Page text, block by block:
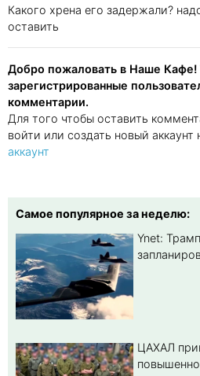
Какого хрена его задержали?
оставить
Добро пожаловать в Наше Кафе!
зарегистрированные
комментарии.
Для того чтобы оставить
войти или создать новый аккаунт
аккаунт
Самое популярное за неделю:
Ynet:
ЦАХАЛ